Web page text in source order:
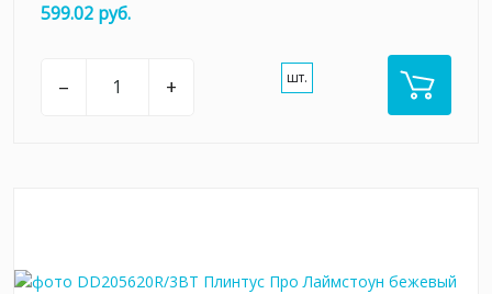
599.02 руб.
– + шт.